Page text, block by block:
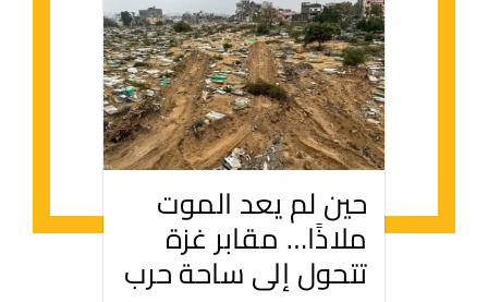
حين لم يعد الموت
ملاذًا… مقابر غزة
تتحول إلى ساحة حرب